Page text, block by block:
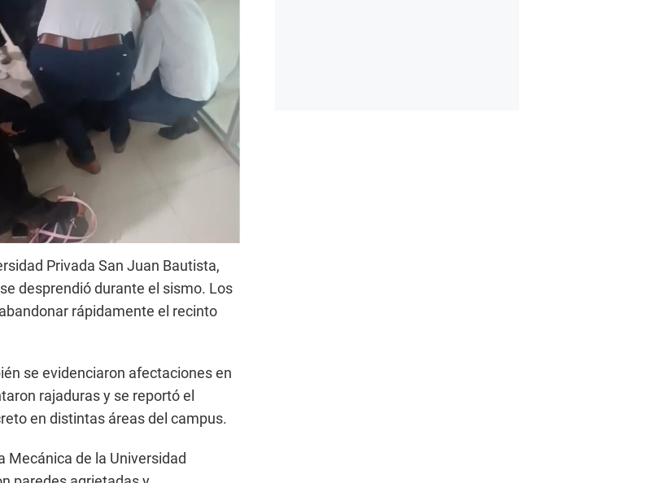
Privada San Juan Bautista,
desprendió durante el sismo. Los
rápidamente el recinto
se evidenciaron afectaciones en
rajaduras y se reportó el
en distintas áreas del campus.
Mecánica de la Universidad